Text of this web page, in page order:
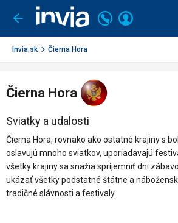
Ísť
späť
Volajte
+421
2
Prihlásiť
Invia.sk Čierna Hora
Čierna Hora
Sviatky a udalosti
Čierna Hora, rovnako ako ostatné krajiny s
oslavujú mnoho sviatkov, uporiadavajú
všetky krajiny sa snažia spríjemniť dni
ukázať všetky podstatné štátne a
tradičné slávnosti a festivaly.